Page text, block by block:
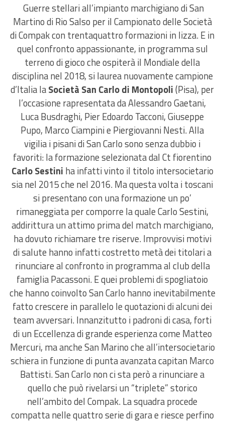
Guerre stellari all’impianto marchigiano di San
Martino di Rio Salso per il Campionato delle Società
di Compak con trentaquattro formazioni in lizza. E in
quel confronto appassionante, in programma sul
terreno di gioco che ospiterà il Mondiale della
disciplina nel 2018, si laurea nuovamente campione
d’Italia laSocietà San Carlo di Montopoli(Pisa), per
l’occasione rapresentata da Alessandro Gaetani,
Luca Busdraghi, Pier Edoardo Tacconi, Giuseppe
Pupo, Marco Ciampini e Piergiovanni Nesti. Alla
vigilia i pisani di San Carlo sono senza dubbio i
favoriti: la formazione selezionata dal Ct fiorentino
Carlo Sestini ha infatti vinto il titolo intersocietario
sia nel 2015 che nel 2016. Ma questa volta i toscani
si presentano con una formazione un po’
rimaneggiata per comporre la quale Carlo Sestini,
addirittura un attimo prima del match marchigiano,
ha dovuto richiamare tre riserve. Improvvisi motivi
di salute hanno infatti costretto metà dei titolari a
rinunciare al confronto in programma al club della
famiglia Pacassoni. E quei problemi di spogliatoio
che hanno coinvolto San Carlo hanno inevitabilmente
fatto crescere in parallelo le quotazioni di alcuni dei
team avversari. Innanzitutto i padroni di casa, forti
di un Eccellenza di grande esperienza come Matteo
Mercuri, ma anche San Marino che all’intersocietario
schiera in funzione di punta avanzata capitan Marco
Battisti. San Carlo non ci sta però a rinunciare a
quello che può rivelarsi un “triplete” storico
nell’ambito del Compak. La squadra procede
compatta nelle quattro serie di gara e riesce perfino